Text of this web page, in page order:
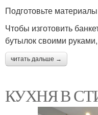
Подготовьте
Чтобы изготовить
бутылок своими
читать дальше →
КУХНЯ В